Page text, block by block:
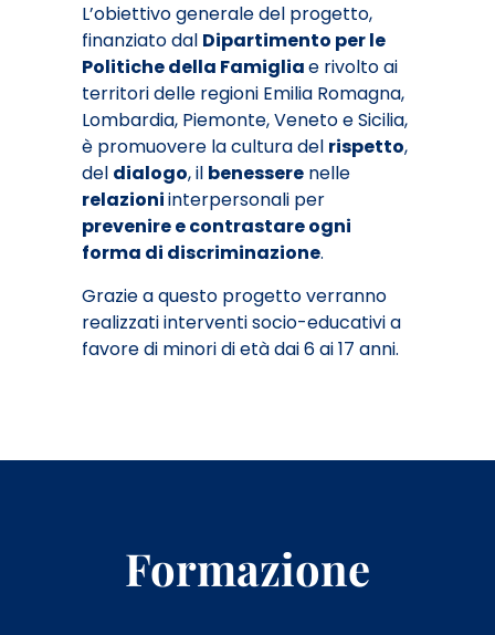
L’obiettivo generale del progetto,
finanziato dal Dipartimento per le
Politiche della Famigliae rivolto ai
territori delle regioni Emilia Romagna,
Lombardia, Piemonte, Veneto e Sicilia,
è promuovere la cultura del rispetto,
del dialogo, il benessere nelle
relazioniinterpersonali per
prevenire e contrastare ogni
forma di discriminazione.
Grazie a questo progetto verranno
realizzati interventi socio-educativi a
favore di minori di età dai 6 ai 17 anni.
Formazione